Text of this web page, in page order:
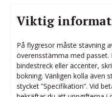
Viktig
På flygresor måste stavning
överensstämma med passet.
bindestreck eller accenter,
bokning. Vänligen kolla även
stycket ”Specifikation”. Vid